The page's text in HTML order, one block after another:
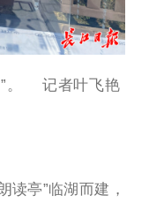
”。 记者叶飞艳
读亭”临湖而建，